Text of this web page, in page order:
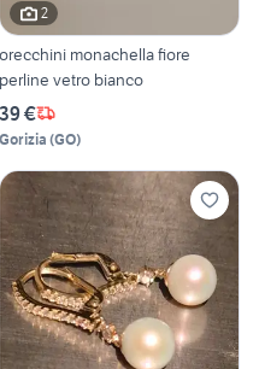
2
orecchini monachella fiore
perline vetro bianco
39 €
Gorizia (GO)